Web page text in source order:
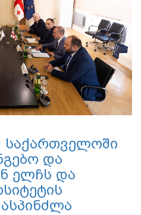
საქართველოში
და
ელჩს და